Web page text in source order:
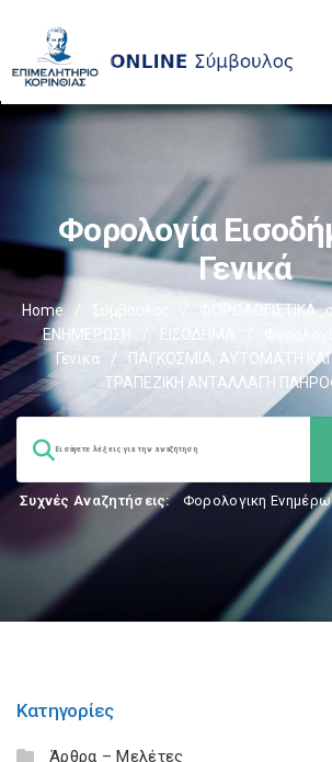
Φορολογία
Γενικά
Home / Σύμβουλος
ΕΝΗΜΕΡΩΣΗ
/ ΕΙΣΟΔΗΜΑ
Γενικά
/
ΠΑΓΚΟΣΜΙΑ, ΑΥΤΟΜΑΤΗ
ΤΡΑΠΕΖΙΚΗ ΑΝΤΑΛΛΑΓΗ
Συχνές Αναζητήσεις: Φορολογικη
Κατηγορίες
Άρθρα – Μελέτες